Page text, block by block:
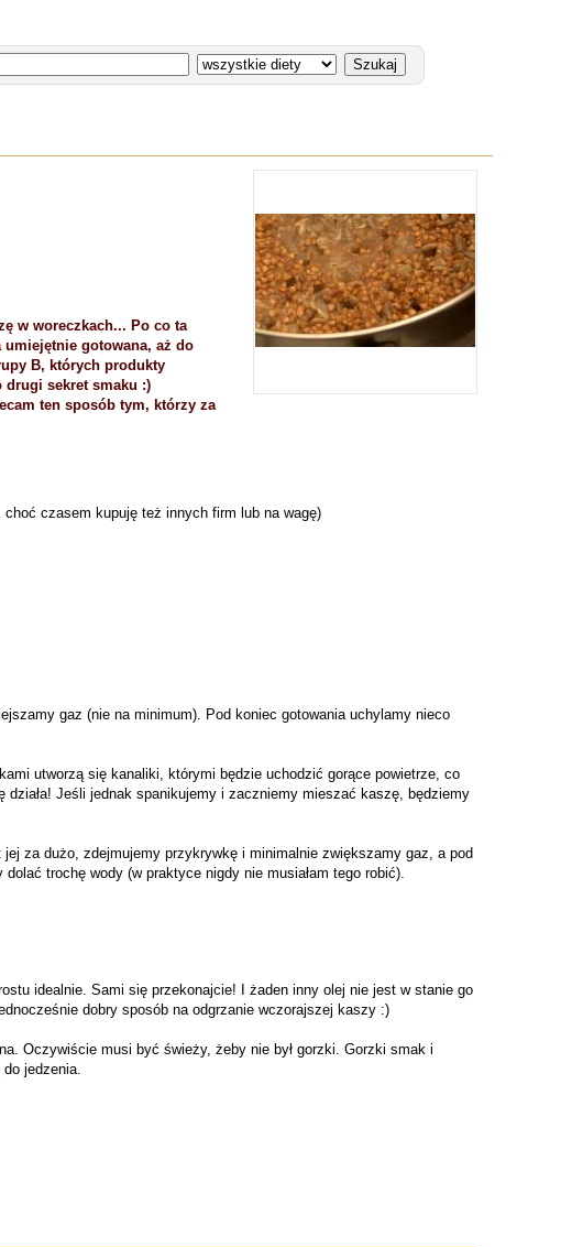
w woreczkach... Po co ta
gotowana, aż do
B, których produkty
drugi sekret smaku :)
ten sposób tym, którzy za
choć czasem kupuję też innych firm lub na wagę)
gaz (nie na minimum). Pod koniec gotowania uchylamy nieco
utworzą się kanaliki, którymi będzie uchodzić gorące powietrze, co
działa! Jeśli jednak spanikujemy i zaczniemy mieszać kaszę, będziemy
za dużo, zdejmujemy przykrywkę i minimalnie zwiększamy gaz, a pod
trochę wody (w praktyce nigdy nie musiałam tego robić).
idealnie. Sami się przekonajcie! I żaden inny olej nie jest w stanie go
dobry sposób na odgrzanie wczorajszej kaszy :)
Oczywiście musi być świeży, żeby nie był gorzki. Gorzki smak i
jedzenia.